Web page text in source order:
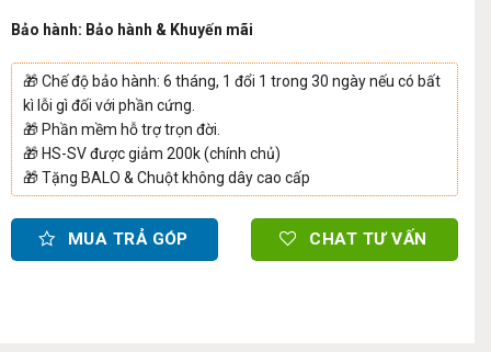
Bảo hành: Bảo hành & Khuyến mãi
🎁Chế độ bảo hành: 6 tháng, 1 đổi 1 trong 30 ngày nếu có bất
kì lỗi gì đối với phần cứng.
🎁 Phần mềm hỗ trợ trọn đời.
🎁 HS-SV được giảm 200k (chính chủ)
🎁Tặng BALO & Chuột không dây cao cấp
MUA TRẢ GÓP CHAT TƯ VẤN